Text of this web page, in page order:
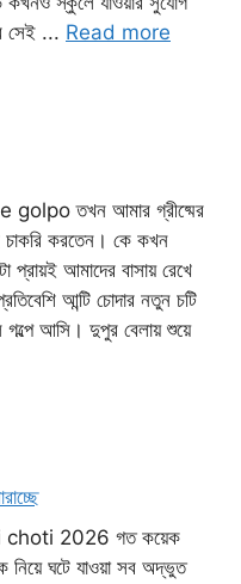
সেই ... Read more
golpo তখন আমার গ্রীষ্মের
চাকরি করতেন। কে কখন
প্রায়ই আমাদের বাসায় রেখে
আন্টি চোদার নতুন চটি
গল্পে আসি। দুপুর বেলায় শুয়ে
2026 গত কয়েক
নিয়ে ঘটে যাওয়া সব অদ্ভুত